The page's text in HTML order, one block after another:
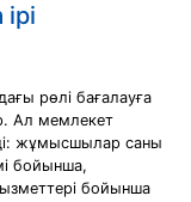
рөлі бағалауға
Ал мемлекет
жұмысшылар саны
бойынша,
бойынша